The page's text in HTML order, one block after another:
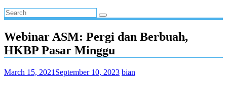
Webinar ASM: Pergi dan Berbuah,
HKBP Pasar Minggu
March 15, 2021 September 10, 2023 bian